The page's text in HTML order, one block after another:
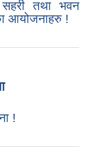
तथा भवन
आयोजनाहरु !
!